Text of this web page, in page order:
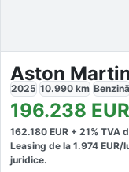
Aston
2025 10.990 km Benzină
196.238 EUR
162.180 EUR + 21% TVA
Leasing de la 1.974 EUR/
juridice.